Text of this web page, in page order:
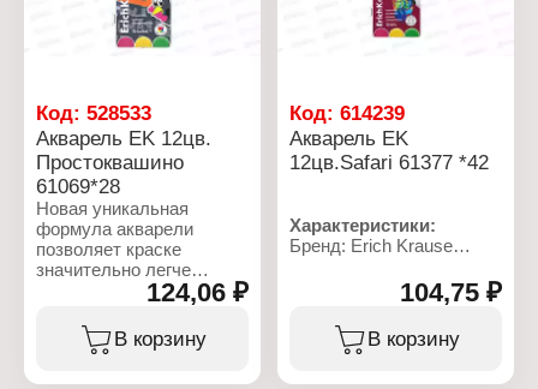
рисования
Цвет: 12 цветов
Код: 528533
Акварель EK 12цв.
Простоквашино
61069*28
Новая уникальная
формула акварели
позволяет краске
значительно легче
разводиться водой,
хорошо удерживаться
кистью и равномерно
ложиться на бумагу,
124,06 ₽
В корзину
Код:614239
Акварель EK
12цв.Safari 61377 *42
Характеристики:
Бренд: Erich Krause
Серия: "Сафари"
Тип товара: Акварель
Назначение: для
рисования
104,75 ₽
В корзину